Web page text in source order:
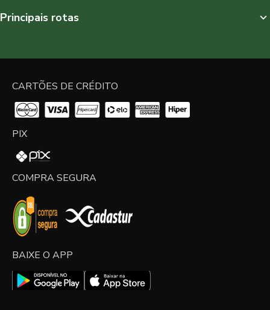
Principais rotas
CARTÕES DE CRÉDITO
PIX
COMPRA SEGURA
BAIXE O APP